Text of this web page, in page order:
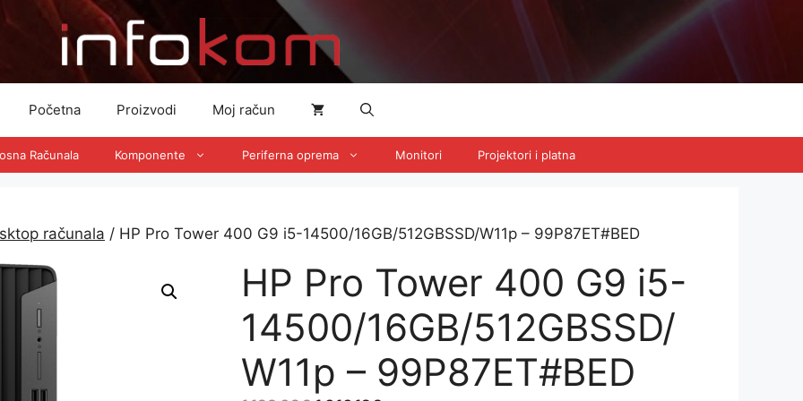
Početna Proizvodi Moj račun
Računala Komponente Periferna oprema Monitori Projektori i platna
računala / HP Pro Tower 400 G9 i5-14500/16GB/512GBSSD/W11p – 99P87ET#BED
HP Pro Tower 400 G9 i5-
14500/16GB/512GBSSD/
W11p – 99P87ET#BED